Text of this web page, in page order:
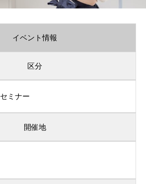
イベント情報
区分
セミナー
開催地